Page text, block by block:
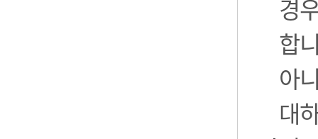
경
합
아
대